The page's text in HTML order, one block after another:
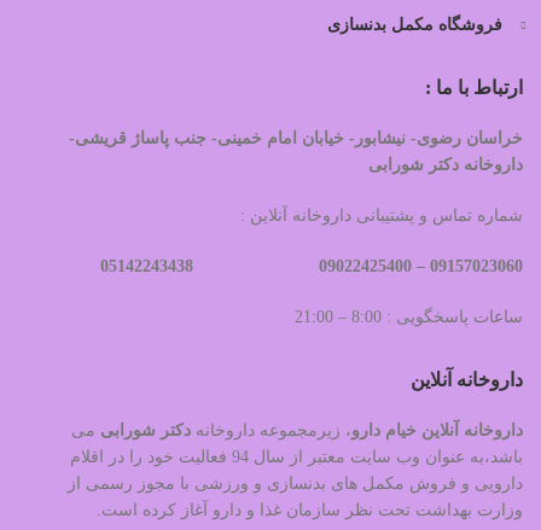
فروشگاه مکمل بدنسازی
ارتباط با ما :
خراسان رضوی- نیشابور- خیابان امام خمینی- جنب پاساژ قریشی-
داروخانه دکتر شورابی
شماره تماس و پشتیبانی داروخانه آنلاین :
09157023060 –
ساعات پاسخگویی : 8:00 – 21:00
داروخانه آنلاین
داروخانه آنلاین خیام دارو، زیرمجموعه داروخانه دکتر شورابی می
باشد،به عنوان وب سایت معتبر از سال 94 فعالیت خود را در اقلام
دارویی و فروش مکمل های بدنسازی و ورزشی با مجوز رسمی از
وزارت بهداشت تحت نظر سازمان غذا و دارو آغاز کرده است.